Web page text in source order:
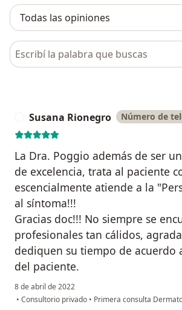
Busca en opiniones
Susana Rionegro Número de
La Dra. Poggio además de ser
de excelencia, trata al paciente
escencialmente atiende a la
al síntoma!!!
Gracias doc!!! No siempre se
profesionales tan cálidos,
dediquen su tiempo de acuerdo
del paciente.
8 de abril de 2022
• Consultorio privado • Primera consulta